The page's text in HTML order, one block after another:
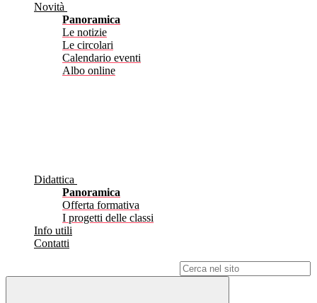
Novità
Panoramica
Le notizie
Le circolari
Calendario eventi
Albo online
Didattica
Panoramica
Offerta formativa
I progetti delle classi
Info utili
Contatti